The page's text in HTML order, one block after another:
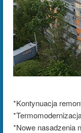
*Kontynuacja
*Nowe nasadzenia